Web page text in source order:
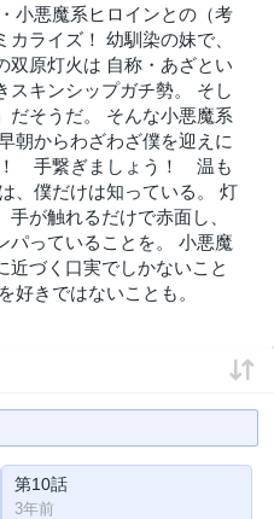
小悪魔系ヒロインとの（考
ライズ！ 幼馴染の妹で、
双原灯火は 自称・あざとい
スキンシップガチ勢。 そし
だそうだ。 そんな小悪魔系
朝からわざわざ僕を迎えに
手繋ぎましょう！ 温も
、僕だけは知っている。 灯
が触れるだけで赤面し、
パっていることを。 小悪魔
近づく口実でしかないこと
きではないことも。
第10話
3年前